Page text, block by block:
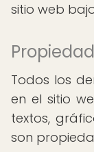
sitio web
Todos los
en el sitio
textos,
son